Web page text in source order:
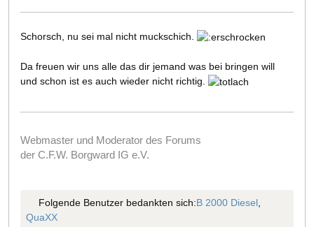
Schorsch, nu sei mal nicht muckschich.
Da freuen wir uns alle das dir jemand was bei bringen will
und schon ist es auch wieder nicht richtig.
Webmaster und Moderator des Forums
der C.F.W. Borgward IG e.V.
Folgende Benutzer bedankten sich:B 2000 Diesel,
QuaXX